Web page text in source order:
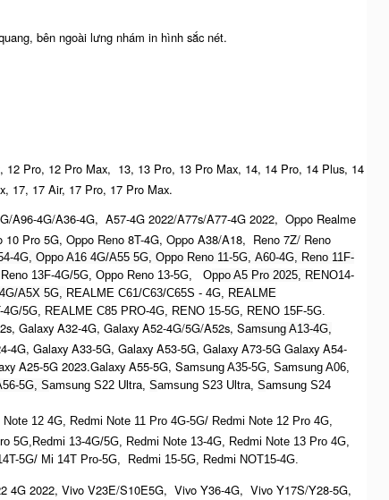
bên ngoài lưng nhám in hình sắc nét.
Pro, 12 Pro Max, 13, 13 Pro, 13 Pro Max, 14, 14 Pro, 14 Plus, 14
17, 17 Air, 17 Pro, 17 Pro Max.
A96-4G/A36-4G, A57-4G 2022/A77s/A77-4G 2022, Oppo Realme
Pro 5G, Oppo Reno 8T-4G, Oppo A38/A18, Reno 7Z/ Reno
4G, Oppo A16 4G/A55 5G, Oppo Reno 11-5G, A60-4G, Reno 11F-
13F-4G/5G, Oppo Reno 13-5G, Oppo A5 Pro 2025, RENO14-
A5X 5G, REALME C61/C63/C65S - 4G, REALME
5G, REALME C85 PRO-4G, RENO 15-5G, RENO 15F-5G.
Galaxy A32-4G, Galaxy A52-4G/5G/A52s, Samsung A13-4G,
4G, Galaxy A33-5G, Galaxy A53-5G, Galaxy A73-5G Galaxy A54-
A25-5G 2023.Galaxy A55-5G, Samsung A35-5G, Samsung A06,
5G, Samsung S22 Ultra, Samsung S23 Ultra, Samsung S24
Note 12 4G, Redmi Note 11 Pro 4G-5G/ Redmi Note 12 Pro 4G,
5G,Redmi 13-4G/5G, Redmi Note 13-4G, Redmi Note 13 Pro 4G,
5G/ Mi 14T Pro-5G, Redmi 15-5G, Redmi NOT15-4G.
4G 2022, Vivo V23E/S10E5G, Vivo Y36-4G, Vivo Y17S/Y28-5G,